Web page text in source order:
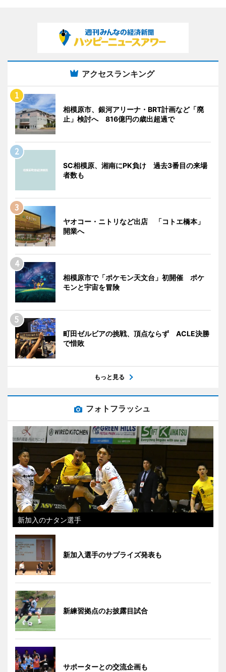
アクセスランキング
相模原市、銀河アリーナ・BRT計画など「廃
止」検討へ 816億円の歳出超過で
SC相模原、湘南にPK負け 過去3番目の来場
者数も
ヤオコー・ニトリなど出店 「コトエ橋本」
開業へ
相模原市で「ポケモン天文台」初開催 ポケ
モンと宇宙を冒険
町田ゼルビアの挑戦、頂点ならず ACLE決勝
で惜敗
もっと見る
フォトフラッシュ
新加入のナタン選手
新加入選手のサプライズ発表も
新練習拠点のお披露目試合
サポーターとの交流企画も